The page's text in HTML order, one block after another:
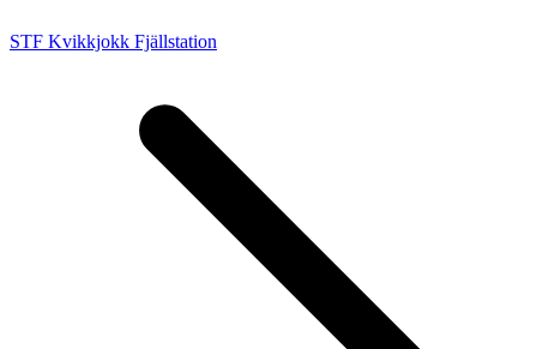
STF Kvikkjokk Fjällstation